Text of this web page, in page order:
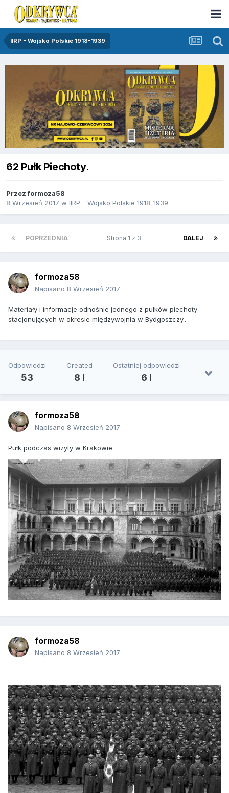
IIRP - Wojsko Polskie 1918-1939
62 Pułk Piechoty.
Przezformoza58
8 Wrzesień 2017 w IIRP - Wojsko Polskie 1918-1939
POPRZEDNIA DALEJ
Strona 1 z 3
formoza58
Napisano 8 Wrzesień 2017
Materiały i informacje odnośnie jednego z pułków piechoty
stacjonujących w okresie międzywojnia w Bydgoszczy...
Odpowiedzi
53
Created
8 l
Ostatniej odpowiedzi
6 l
formoza58
Napisano 8 Wrzesień 2017
Pułk podczas wizyty w Krakowie.
formoza58
Napisano 8 Wrzesień 2017
.